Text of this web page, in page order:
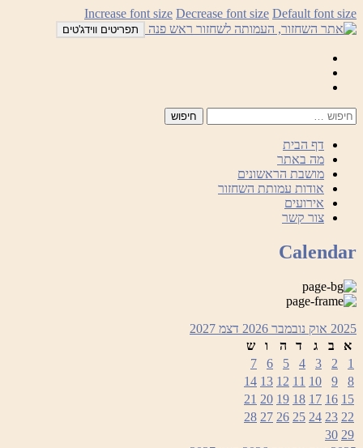
לדלג
לתוכן
Increase font size Decrease font size Default font size
תפריטים ווידג'טים
דף הבית
מה באתר
מושבת הראשונים
אודות עמותת השחזור
אירועים
צור קשר
Calendar
2025 אוק נובמבר 2026 דצמ 2027
א
ב ג ד ה ו
ש
1
2
3
4
5
6
7
8
9
10
11
12
13
14
15
16
17
18
19
20
21
22
23
24
25
26
27
28
29
30